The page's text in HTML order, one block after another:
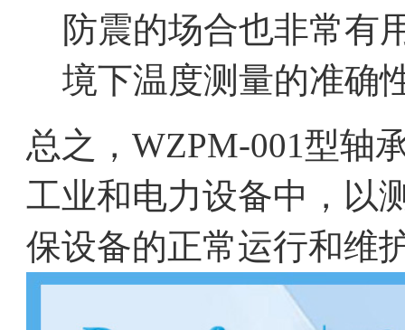
防震的场合也非常有
境下温度测量的准确
总之，WZPM-001型轴
工业和电力设备中，以
保设备的正常运行和维